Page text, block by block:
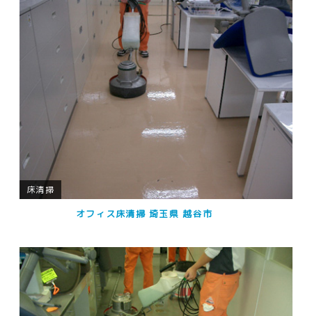
床清掃
オフィス床清掃 埼玉県 越谷市